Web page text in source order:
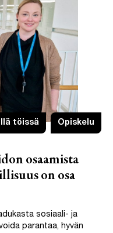
töissä
Opiskelu
osaamista
on osa
sosiaali- ja
parantaa, hyvän